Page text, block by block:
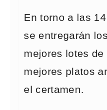
En torno a las
se entregarán
mejores lotes
mejores platos
el certamen.